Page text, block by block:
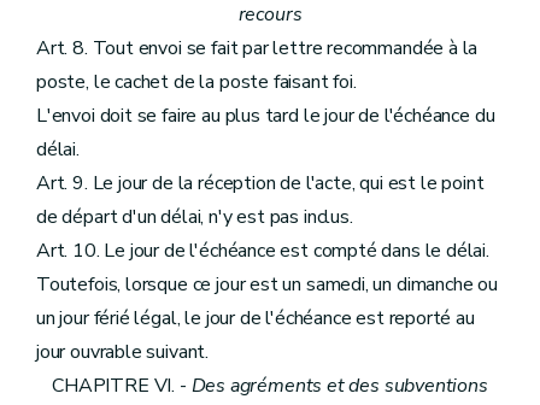
recours
Art. 8. Tout envoi se fait par lettre recommandée à la
poste, le cachet de la poste faisant foi.
L'envoi doit se faire au plus tard le jour de l'échéance du
délai.
Art. 9. Le jour de la réception de l'acte, qui est le point
de départ d'un délai, n'y est pas inclus.
Art. 10. Le jour de l'échéance est compté dans le délai.
Toutefois, lorsque ce jour est un samedi, un dimanche ou
un jour férié légal, le jour de l'échéance est reporté au
jour ouvrable suivant.
CHAPITRE VI. - Des agréments et des subventions